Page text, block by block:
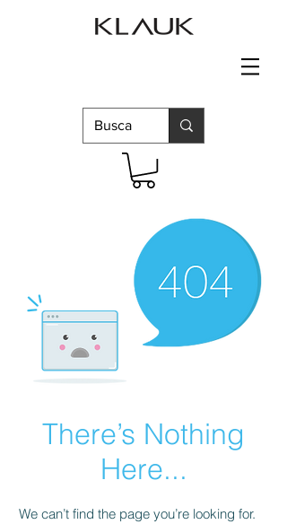
There’s Nothing
Here...
We can’t find the page you’re looking for.